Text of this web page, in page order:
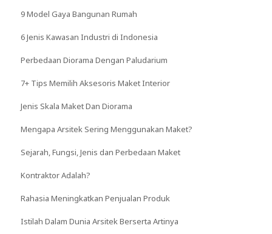
9 Model Gaya Bangunan Rumah
6 Jenis Kawasan Industri di Indonesia
Perbedaan Diorama Dengan Paludarium
7+ Tips Memilih Aksesoris Maket Interior
Jenis Skala Maket Dan Diorama
Mengapa Arsitek Sering Menggunakan Maket?
Sejarah, Fungsi, Jenis dan Perbedaan Maket
Kontraktor Adalah?
Rahasia Meningkatkan Penjualan Produk
Istilah Dalam Dunia Arsitek Berserta Artinya